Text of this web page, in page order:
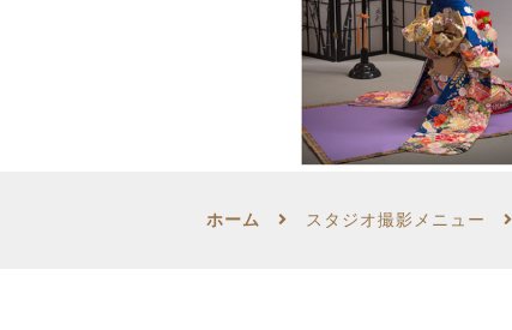
家族写真・グループ写真
ホーム スタジオ撮影メニュー